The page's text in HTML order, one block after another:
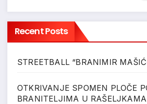
Recent Posts
STREETBALL “BRANIMIR
OTKRIVANJE SPOMEN PLOČE
BRANITELJIMA U RAŠELJKAMA